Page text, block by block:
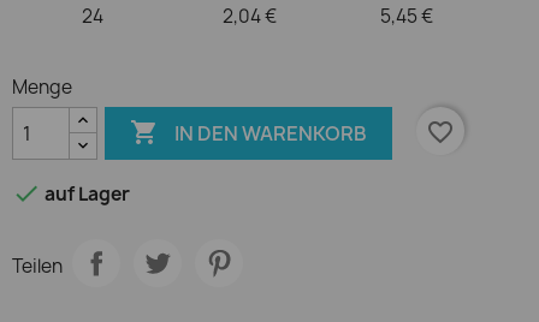
24 2,04 € 5,45 €
Menge
 IN DEN WARENKORB favorite_border
 auf Lager
Teilen